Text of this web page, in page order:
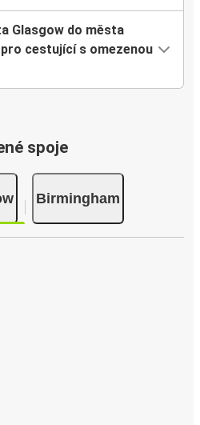
Glasgow do města
pro cestující s omezenou
spoje
Birmingham